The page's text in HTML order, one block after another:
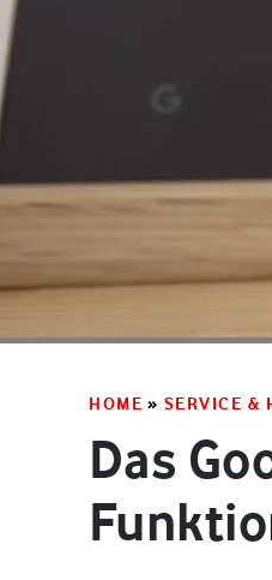
HOME » SERVICE &
Das